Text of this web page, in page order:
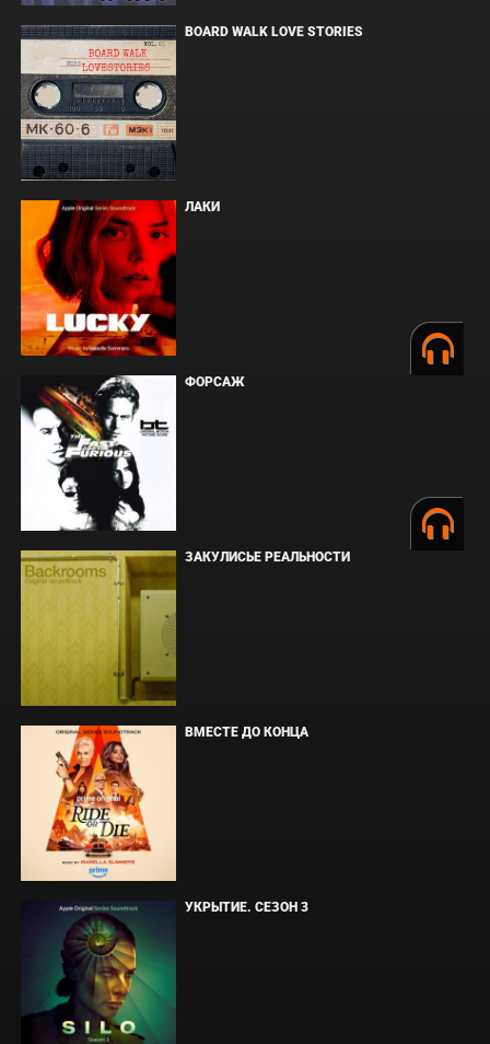
BOARD WALK LOVE STORIES
ЛАКИ
ФОРСАЖ
ЗАКУЛИСЬЕ РЕАЛЬНОСТИ
ВМЕСТЕ ДО КОНЦА
УКРЫТИЕ. СЕЗОН 3